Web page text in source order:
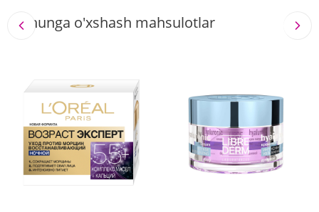
Shunga o'xshash mahsulotlar